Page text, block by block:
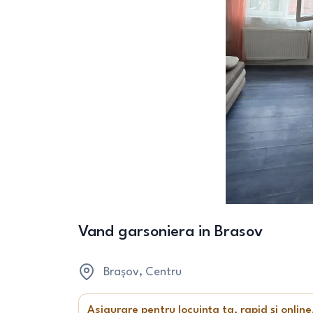
Vand garsoniera in Brasov
Brașov, Centru
Asigurare pentru locuința ta, rapid și